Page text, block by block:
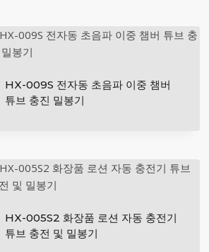
별
은
HX-009S 전자동 초음파 이중 챔버
튜브 충진 밀봉기
HX-005S2 화장품 로션 자동 ​​충전기
튜브 충전 및 밀봉기